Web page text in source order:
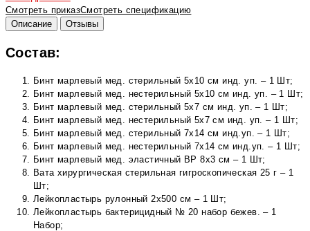
Смотреть приказСмотреть спецификацию
Описание
Отзывы
Состав:
Бинт марлевый мед. стерильный 5х10 см инд. уп. – 1 Шт;
Бинт марлевый мед. нестерильный 5х10 см инд. уп. – 1 Шт;
Бинт марлевый мед. стерильный 5х7 см инд. уп. – 1 Шт;
Бинт марлевый мед. нестерильный 5х7 см инд. уп. – 1 Шт;
Бинт марлевый мед. стерильный 7х14 см инд.уп. – 1 Шт;
Бинт марлевый мед. нестерильный 7х14 см инд.уп. – 1 Шт;
Бинт марлевый мед. эластичный ВР 8х3 см – 1 Шт;
Вата хирургическая стерильная гигроскопическая 25 г – 1
Шт;
Лейкопластырь рулонный 2х500 см – 1 Шт;
Лейкопластырь бактерицидный № 20 набор бежев. – 1
Набор;